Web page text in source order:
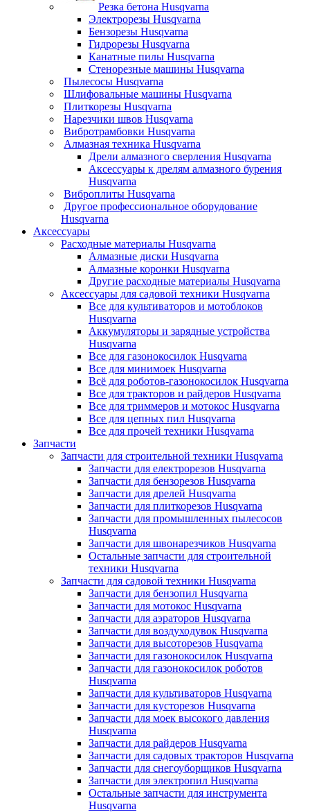
Резка бетона Husqvarna
Электрорезы Husqvarna
Бензорезы Husqvarna
Гидрорезы Husqvarna
Канатные пилы Husqvarna
Стенорезные машины Husqvarna
Пылесосы Husqvarna
Шлифовальные машины Husqvarna
Плиткорезы Husqvarna
Нарезчики швов Husqvarna
Вибротрамбовки Husqvarna
Алмазная техника Husqvarna
Дрели алмазного сверления Husqvarna
Аксессуары к дрелям алмазного бурения
Husqvarna
Виброплиты Husqvarna
Другое профессиональное оборудование
Husqvarna
Аксессуары
Расходные материалы Husqvarna
Алмазные диски Husqvarna
Алмазные коронки Husqvarna
Другие расходные материалы Husqvarna
Аксессуары для садовой техники Husqvarna
Все для культиваторов и мотоблоков
Husqvarna
Аккумуляторы и зарядные устройства
Husqvarna
Все для газонокосилок Husqvarna
Все для минимоек Husqvarna
Всё для роботов-газонокосилок Husqvarna
Все для тракторов и райдеров Husqvarna
Все для триммеров и мотокос Husqvarna
Все для цепных пил Husqvarna
Все для прочей техники Husqvarna
Запчасти
Запчасти для строительной техники Husqvarna
Запчасти для електрорезов Husqvarna
Запчасти для бензорезов Husqvarna
Запчасти для дрелей Husqvarna
Запчасти для плиткорезов Husqvarna
Запчасти для промышленных пылесосов
Husqvarna
Запчасти для швонарезчиков Husqvarna
Остальные запчасти для строительной
техники Husqvarna
Запчасти для садовой техники Husqvarna
Запчасти для бензопил Husqvarna
Запчасти для мотокос Husqvarna
Запчасти для аэраторов Husqvarna
Запчасти для воздуходувок Husqvarna
Запчасти для высоторезов Husqvarna
Запчасти для газонокосилок Husqvarna
Запчасти для газонокосилок роботов
Husqvarna
Запчасти для культиваторов Husqvarna
Запчасти для кусторезов Husqvarna
Запчасти для моек высокого давления
Husqvarna
Запчасти для райдеров Husqvarna
Запчасти для садовых тракторов Husqvarna
Запчасти для снегоуборщиков Husqvarna
Запчасти для электропил Husqvarna
Остальные запчасти для инструмента
Husqvarna